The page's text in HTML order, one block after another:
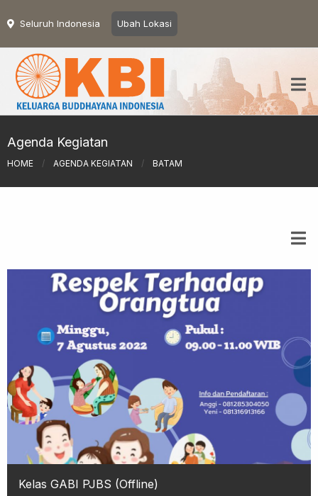
Seluruh Indonesia Ubah Lokasi
Agenda Kegiatan
HOME / AGENDA KEGIATAN / BATAM
Kelas GABI PJBS (Offline)